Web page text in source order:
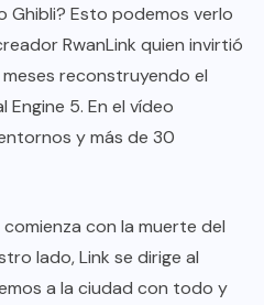
Ghibli? Esto podemos verlo
RwanLink quien invirtió
reconstruyendo el
Engine 5. En el vídeo
y más de 30
con la muerte del
lado, Link se dirige al
a la ciudad con todo y